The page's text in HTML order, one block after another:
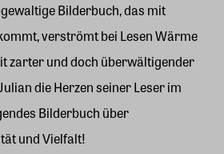
Bilderbuch, das mit
verströmt bei Lesen Wärme
zarter und doch überwältigender
die Herzen seiner Leser im
Bilderbuch über
und Vielfalt!